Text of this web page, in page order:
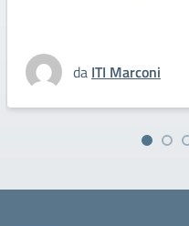
da ITI Marconi